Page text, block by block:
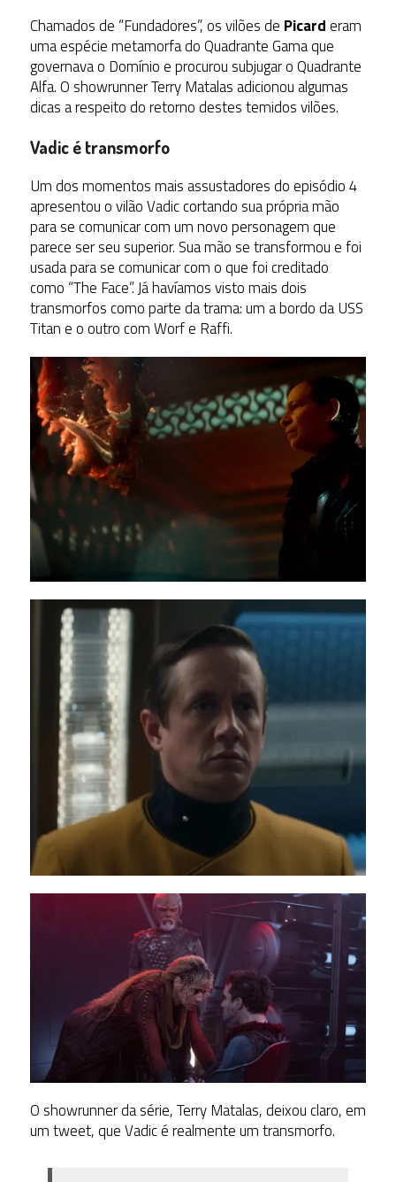
Chamados de “Fundadores”, os vilões de Picarderam
uma espécie metamorfa do Quadrante Gama que
governava o Domínio e procurou subjugar o Quadrante
Alfa. O showrunner Terry Matalas adicionou algumas
dicas a respeito do retorno destes temidos vilões.
Vadic é transmorfo
Um dos momentos mais assustadores do episódio 4
apresentou o vilão Vadic cortando sua própria mão
para se comunicar com um novo personagem que
parece ser seu superior. Sua mão se transformou e foi
usada para se comunicar com o que foi creditado
como “The Face”. Já havíamos visto mais dois
transmorfos como parte da trama: um a bordo da USS
Titan e o outro com Worf e Raffi.
O showrunner da série, Terry Matalas, deixou claro, em
um tweet, que Vadic é realmente um transmorfo.